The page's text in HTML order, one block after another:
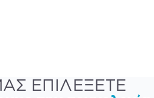
ΕΠΙΛΕΞΕΤΕ